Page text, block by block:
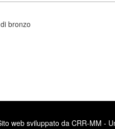
bronzo
web sviluppato da CRR-MM -